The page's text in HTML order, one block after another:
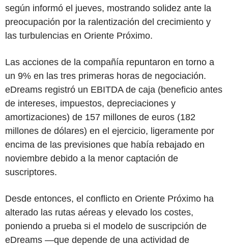
según informó el jueves, mostrando solidez ante la
preocupación por la ralentización del crecimiento y
las turbulencias en Oriente Próximo.
Las acciones de la compañía repuntaron en torno a
un 9% en las tres primeras horas de negociación.
eDreams registró un EBITDA de caja (beneficio antes
de intereses, impuestos, depreciaciones y
amortizaciones) de 157 millones de euros (182
millones de dólares) en el ejercicio, ligeramente por
encima de las previsiones que había rebajado en
noviembre debido a la menor captación de
suscriptores.
Desde entonces, el conflicto en Oriente Próximo ha
alterado las rutas aéreas y elevado los costes,
poniendo a prueba si el modelo de suscripción de
eDreams —que depende de una actividad de